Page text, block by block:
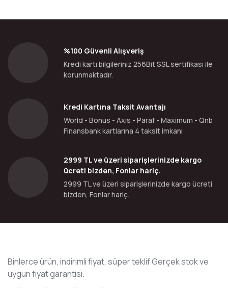
%100 Güvenli Alışveriş
Kredi kartı bilgileriniz 256Bit SSL sertifikası ile
korunmaktadır.
Kredi Kartına Taksit Avantajı
World - Bonus - Axis - Paraf - Maximum - Qnb
Finansbank kartlarına 4 taksit imkanı
2999 TL ve üzeri siparişlerinizde kargo
ücreti bizden, Fonlar hariç.
2999 TL ve üzeri siparişlerinizde kargo ücreti
bizden, Fonlar hariç.
Binlerce ürün, indirimli fiyat, süper teklif Gerçek stok ve
uygun fiyat garantisi.